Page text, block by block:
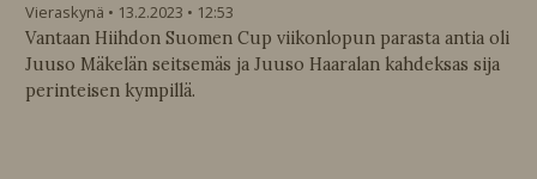
Vieraskynä 13.2.2023
12:53
Vantaan Hiihdon Suomen Cup viikonlopun parasta antia oli
Juuso Mäkelän seitsemäs ja Juuso Haaralan kahdeksas sija
perinteisen kympillä.